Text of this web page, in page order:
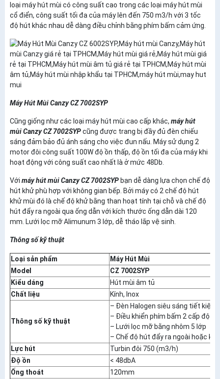
loại máy hút mùi có công suất cao trong các loại máy hút mùi
cổ điển, công suất tối đa của máy lên đến 750 m3/h với 3 tốc
độ hút khác nhau dễ dàng điều chỉnh bằng phím bấm cảm ứng.
Máy Hút MùiCanzy CZ 7002SYP
Cũng giống như các loại máy hút mùi cao cấp khác, máy hút
mùiCanzy CZ 7002SYPcũng được trang bị đầy đủ đèn chiếu
sáng đảm bảo đủ ánh sáng cho việc đun nấu. Máy sử dụng 2
motor đôi công suất 100W độ ồn thấp, độ ồn tối đa của máy khi
hoạt động với công suất cao nhất là ở mức 48Db.
Với máy hút mùiCanzy CZ 7002SYPbạn dễ dàng lựa chọn chế độ
hút khử phù hợp với không gian bếp. Bởi máy có 2 chế độ hút
khử mùi đó là chế độ khử bằng than hoạt tính tại chỗ và chế độ
hút đẩy ra ngoài qua ống dẫn với kích thước ống dẫn dài 120
mm. Lưới lọc mỡ Alimunum 3 lớp, dễ tháo lắp vệ sinh.
Thông số kỹ thuật
Loại sản phẩm
Máy Hút Mùi
Model
CZ 7002SYP
Kiểu dáng
Hút mùi âm tủ
Chất liệu
Kính, Inox
Thông số kỹ thuật
– Đèn Halogen siêu sáng tiết kiệm
– Điều khiển phím bấm 2 cấp độ
– Lưới lọc mỡ bằng nhôm 5 lớp
– Chế độ hút đẩy ra ngoài hoặc
Lực hút
Turbin đôi 750 (m3/h)
Độ ồn
< 48dbA
Ống thoát
120mm